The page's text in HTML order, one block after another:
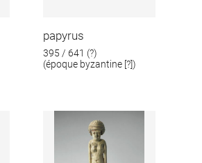
papyrus
395 / 641 (?)
(époque byzantine [?])